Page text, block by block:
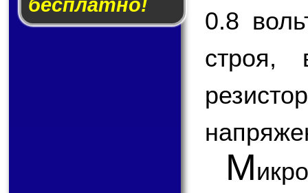
бесплатно!
0.8
строя,
М